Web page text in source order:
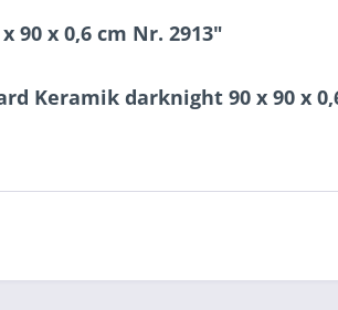
90 x 0,6 cm Nr. 2913"
Keramik darknight 90 x 90 x